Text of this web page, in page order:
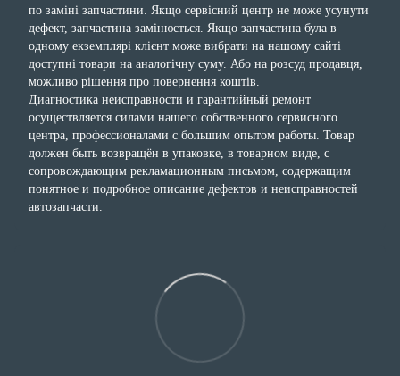
по заміні запчастини. Якщо сервісний центр не може усунути
дефект, запчастина замінюється. Якщо запчастина була в
одному екземплярі клієнт може вибрати на нашому сайті
доступні товари на аналогічну суму. Або на розсуд продавця,
можливо рішення про повернення коштів.
Диагностика неисправности и гарантийный ремонт
осуществляется силами нашего собственного сервисного
центра, профессионалами с большим опытом работы. Товар
должен быть возвращён в упаковке, в товарном виде, с
сопровождающим рекламационным письмом, содержащим
понятное и подробное описание дефектов и неисправностей
автозапчасти.